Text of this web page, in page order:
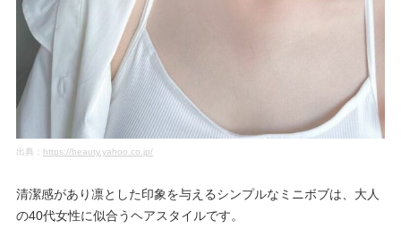
出典： https://beauty.yahoo.co.jp/
清潔感があり凛とした印象を与えるシンプルなミニボブは、大人
の40代女性に似合うヘアスタイルです。